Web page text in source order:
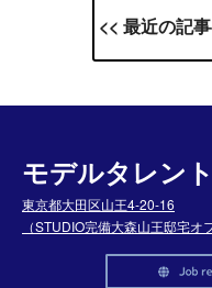
<< 最近の記
モデルタレン
東京都大田区山王4-20-16
（STUDIO完備大森山王邸宅オ